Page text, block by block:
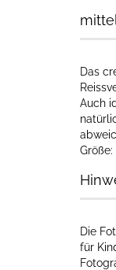
Das
Auch
Die
für